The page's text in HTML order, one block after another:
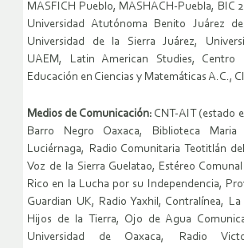
MASFICH Pueblo, MASHACH-Puebla, BIC
Universidad Atutónoma Benito Juárez de
Universidad de la Sierra Juárez,
UAEM, Latin American Studies, Centro
Educación en Ciencias y Matemáticas A.C.,
Medios de Comunicación: CNT-AIT (estado
Barro Negro Oaxaca, Biblioteca Maria
Luciérnaga, Radio Comunitaria Teotitlán
Voz de la Sierra Guelatao, Estéreo
Rico en la Lucha por su Independencia,
Guardian UK, Radio Yaxhil, Contralínea, La
Hijos de la Tierra, Ojo de Agua
Universidad de Oaxaca, Radio